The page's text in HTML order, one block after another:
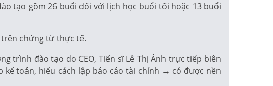
tạo gồm 26 buổi đối với lịch học buổi tối hoặc 13 buổi
chứng từ thực tế.
trình đào tạo do CEO, Tiến sĩ Lê Thị Ánh trực tiếp biên
toán, hiểu cách lập báo cáo tài chính → có được nền